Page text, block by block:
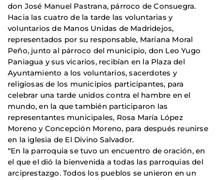
don José Manuel Pastrana, párroco de Consuegra.
Hacia las cuatro de la tarde las voluntarias y
voluntarios de Manos Unidas de Madridejos,
representados por su responsable, Mariana Moral
Peño, junto al párroco del municipio, don Leo Yugo
Paniagua y sus vicarios, recibían en la Plaza del
Ayuntamiento a los voluntarios, sacerdotes y
religiosas de los municipios participantes, para
celebrar una tarde unidos contra el hambre en el
mundo, en la que también participaron las
representantes municipales, Rosa María López
Moreno y Concepción Moreno, para después reunirse
en la iglesia de El Divino Salvador.
“En la parroquia se tuvo un encuentro de oración, en
el que el dió la bienvenida a todas las parroquias del
arciprestazgo. Todos los pueblos se unieron en un